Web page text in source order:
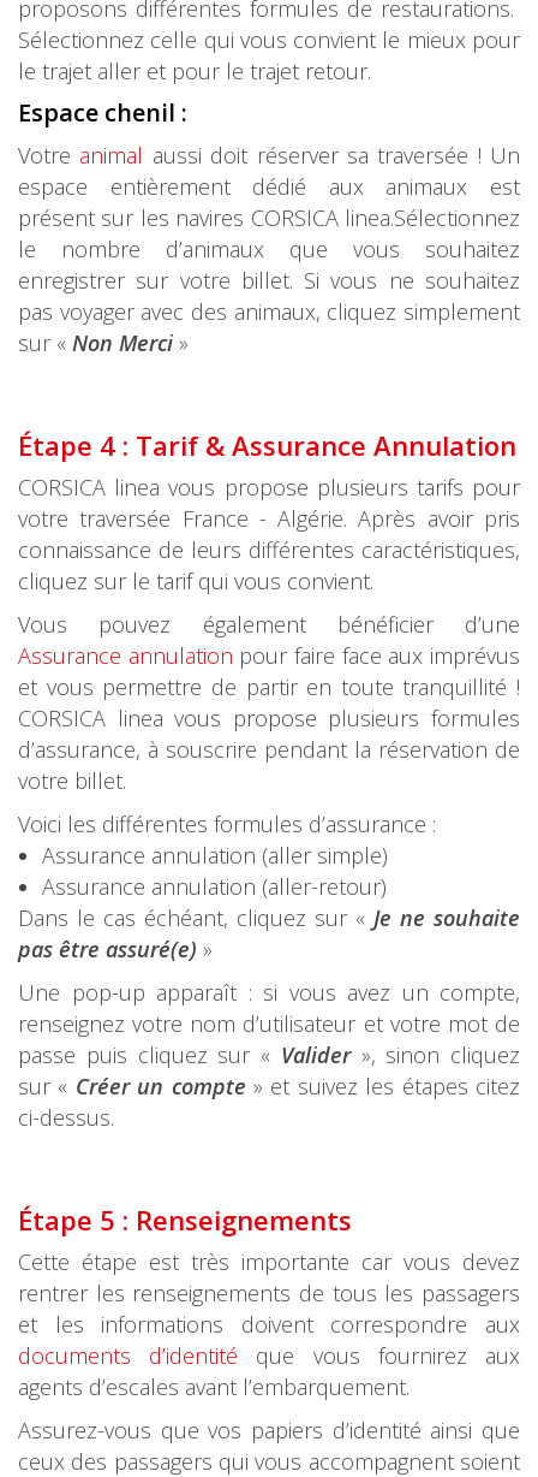
proposons différentes formules de restaurations.
Sélectionnez celle qui vous convient le mieux pour
le trajet aller et pour le trajet retour.
Espace chenil :
Votre animal aussi doit réserver sa traversée ! Un
espace entièrement dédié aux animaux est
présent sur les navires CORSICA linea.Sélectionnez
le nombre d’animaux que vous souhaitez
enregistrer sur votre billet. Si vous ne souhaitez
pas voyager avec des animaux, cliquez simplement
sur « Non Merci»
Étape 4 : Tarif & Assurance Annulation
CORSICA linea vous propose plusieurs tarifs pour
votre traversée France - Algérie. Après avoir pris
connaissance de leurs différentes caractéristiques,
cliquez sur le tarif qui vous convient.
Vous pouvez également bénéficier d’une
Assurance annulation pour faire face aux imprévus
et vous permettre de partir en toute tranquillité !
CORSICA linea vous propose plusieurs formules
d’assurance, à souscrire pendant la réservation de
votre billet.
Voici les différentes formules d’assurance :
Assurance annulation (aller simple)
Assurance annulation (aller-retour)
Dans le cas échéant, cliquez sur « Je ne souhaite
pas être assuré(e) »
Une pop-up apparaît : si vous avez un compte,
renseignez votre nom d’utilisateur et votre mot de
passe puis cliquez sur « Valider», sinon cliquez
sur « Créer un compte » et suivez les étapes citez
ci-dessus.
Étape 5 : Renseignements
Cette étape est très importante car vous devez
rentrer les renseignements de tous les passagers
et les informations doivent correspondre aux
documents d’identité que vous fournirez aux
agents d’escales avant l’embarquement.
Assurez-vous que vos papiers d’identité ainsi que
ceux des passagers qui vous accompagnent soient